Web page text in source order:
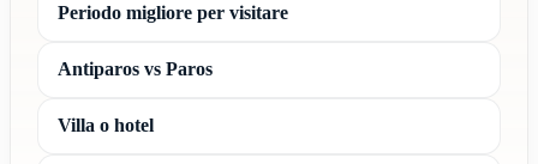
Periodo migliore per visitare
Antiparos vs Paros
Villa o hotel